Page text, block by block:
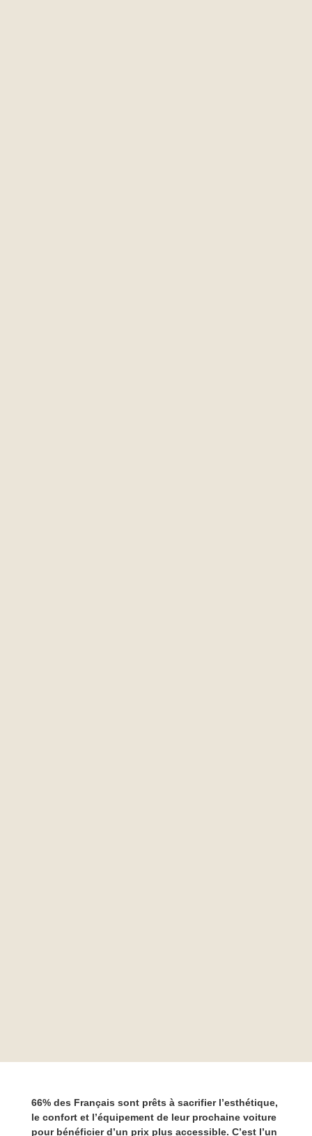
66% des Français sont prêts à sacrifier l’esthétique,
le confort et l’équipement de leur prochaine voiture
pour bénéficier d’un prix plus accessible. C’est l’un